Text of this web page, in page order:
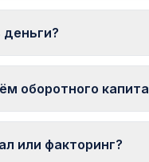
суммы (до 25
имущества.
— в тот же
оборотного
оплаты счетов
Именно эта
или факторинг?